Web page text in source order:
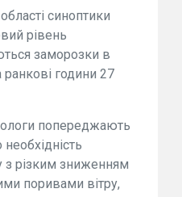
синоптики
рівень
заморозки в
ранкові години 27
попереджають
з різким зниженням
поривами вітру,